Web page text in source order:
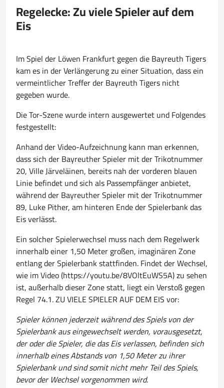
Regelecke: Zu viele Spieler auf dem
Eis
Im Spiel der Löwen Frankfurt gegen die Bayreuth Tigers
kam es in der Verlängerung zu einer Situation, dass ein
vermeintlicher Treffer der Bayreuth Tigers nicht
gegeben wurde.
Die Tor-Szene wurde intern ausgewertet und Folgendes
festgestellt:
Anhand der Video-Aufzeichnung kann man erkennen,
dass sich der Bayreuther Spieler mit der Trikotnummer
20, Ville Järveläinen, bereits nah der vorderen blauen
Linie befindet und sich als Passempfänger anbietet,
während der Bayreuther Spieler mit der Trikotnummer
89, Luke Pither, am hinteren Ende der Spielerbank das
Eis verlässt.
Ein solcher Spielerwechsel muss nach dem Regelwerk
innerhalb einer 1,50 Meter großen, imaginären Zone
entlang der Spielerbank stattfinden. Findet der Wechsel,
wie im Video (https://youtu.be/8VOltEuWS5A) zu sehen
ist, außerhalb dieser Zone statt, liegt ein Verstoß gegen
Regel 74.1. ZU VIELE SPIELER AUF DEM EIS vor:
Spieler können jederzeit während des Spiels von der
Spielerbank aus eingewechselt werden, vorausgesetzt,
der oder die Spieler, die das Eis verlassen, befinden sich
innerhalb eines Abstands von 1,50 Meter zu ihrer
Spielerbank und sind somit nicht mehr Teil des Spiels,
bevor der Wechsel vorgenommen wird.